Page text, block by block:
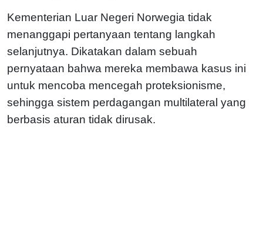
Kementerian Luar Negeri Norwegia tidak
menanggapi pertanyaan tentang langkah
selanjutnya. Dikatakan dalam sebuah
pernyataan bahwa mereka membawa kasus ini
untuk mencoba mencegah proteksionisme,
sehingga sistem perdagangan multilateral yang
berbasis aturan tidak dirusak.